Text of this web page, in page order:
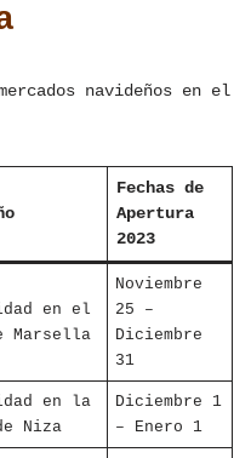
navideños en el
Fechas de
Apertura
2023
en el
Marsella
Noviembre
25 –
Diciembre
31
en la
Niza
Diciembre 1
– Enero 1